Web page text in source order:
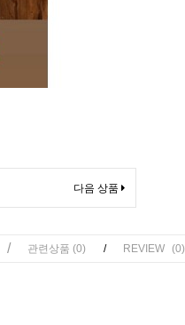
다음 상품
/ 관련상품 (0) / REVIEW (0)